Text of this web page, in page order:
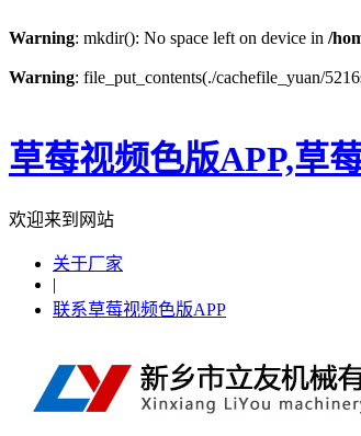
Warning: mkdir(): No space left on device in /
Warning: file_put_contents(./cachefile_yuan/
草莓视频色版APP,草
欢迎来到网站
关于厂家
|
联系草莓视频色版APP